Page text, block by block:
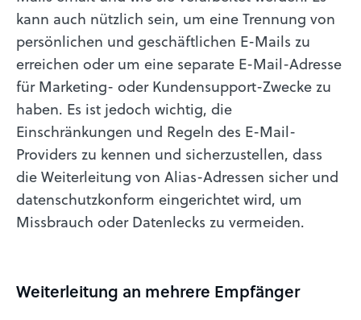
kann auch nützlich sein, um eine Trennung von
persönlichen und geschäftlichen E-Mails zu
erreichen oder um eine separate E-Mail-Adresse
für Marketing- oder Kundensupport-Zwecke zu
haben. Es ist jedoch wichtig, die
Einschränkungen und Regeln des E-Mail-
Providers zu kennen und sicherzustellen, dass
die Weiterleitung von Alias-Adressen sicher und
datenschutzkonform eingerichtet wird, um
Missbrauch oder Datenlecks zu vermeiden.
Weiterleitung an mehrere Empfänger